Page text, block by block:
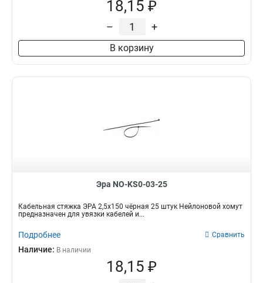
18,15 ₽
– +
В корзину
Эра NO-KS0-03-25
Кабельная стяжка ЭРА 2,5х150 чёрная 25 штук Нейлоновой хомут
предназначен для увязки кабелей и...
Подробнее Сравнить
Наличие: В наличии
18,15 ₽